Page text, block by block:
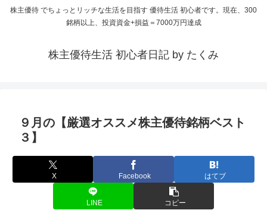
株主優待 でちょっとリッチな生活を目指す 優待生活 初心者です。現在、300
銘柄以上、投資資金+損益＝7000万円達成
株主優待生活 初心者日記 by たくみ
９月の【厳選オススメ株主優待銘柄ベスト
３】
X Facebook はてブ
LINE コピー